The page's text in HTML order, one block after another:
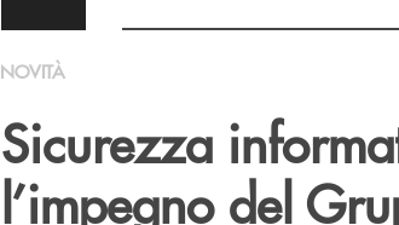
NOVITÀ
Sicurezza
l’impegno del